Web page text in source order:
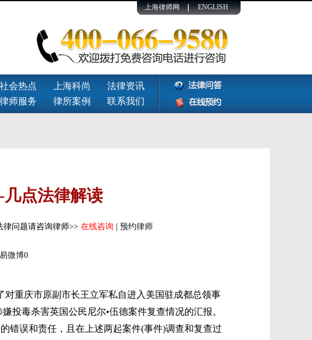
上海律师网 ENGLISH
社会热点 上海科尚
法律资讯
律师服务
律所案例 联系我们
点法律解读
律问题请咨询律师>> 在线咨询 预约律师
微博0
重庆市原副市长王立军私自进入美国驻成都总领事
投毒杀害英国公民尼尔•伍德案件复查情况的汇报。
错误和责任，且在上述两起案件(事件)调查和复查过